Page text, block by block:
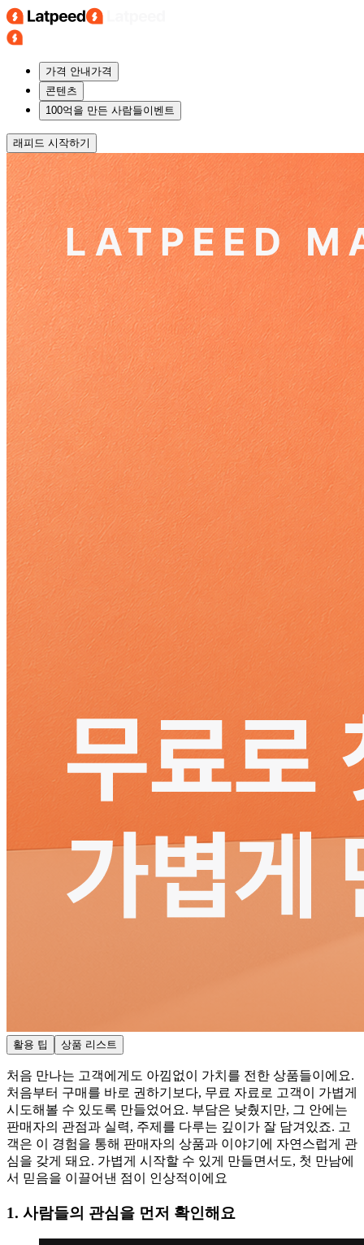
가격 안내 가격
콘텐츠
100억을 만든 사람들이벤트
래피드 시작하기
활용 팁 상품 리스트
처음 만나는 고객에게도 아낌없이 가치를 전한 상품들이에요.
처음부터 구매를 바로 권하기보다, 무료 자료로 고객이 가볍게
시도해볼 수 있도록 만들었어요. 부담은 낮췄지만, 그 안에는
판매자의 관점과 실력, 주제를 다루는 깊이가 잘 담겨있죠. 고
객은 이 경험을 통해 판매자의 상품과 이야기에 자연스럽게 관
심을 갖게 돼요. 가볍게 시작할 수 있게 만들면서도, 첫 만남에
서 믿음을 이끌어낸 점이 인상적이에요
1. 사람들의 관심을 먼저 확인해요